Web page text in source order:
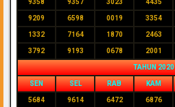
9358 9357 3023 4435
9209 6598 0019 3354
1332 7164 1870 2463
3792 9193 0678 2001
TAHUN 2020
SEN SEL RAB KAM
5684 9614 6472 6876